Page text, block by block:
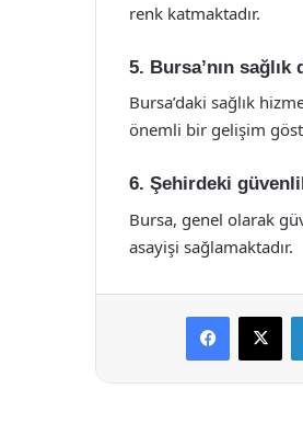
renk katmaktadır.
5. Bursa’nın
Bursa’daki sağlık
önemli bir gelişim
6. Şehirdeki
Bursa, genel olarak
asayişi sağlamaktadır.
Facebook
X